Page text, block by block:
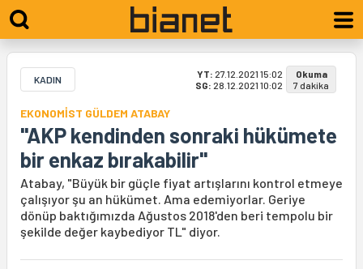
KADIN YT: 27.12.2021 15:02
SG: 28.12.2021 10:02
Okuma
7 dakika
EKONOMİST GÜLDEM ATABAY
"AKP kendinden sonraki hükümete
bir enkaz bırakabilir"
Atabay, "Büyük bir güçle fiyat artışlarını kontrol etmeye
çalışıyor şu an hükümet. Ama edemiyorlar. Geriye
dönüp baktığımızda Ağustos 2018'den beri tempolu bir
şekilde değer kaybediyor TL" diyor.